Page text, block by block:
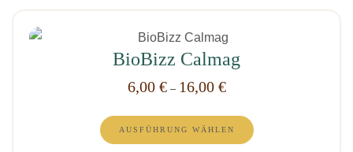
Dieses
Produkt
weist
Varianten
auf.
BioBizz Calmag
6,00 €– 16,00 €
AUSFÜHRUNG WÄHLEN
Produkt